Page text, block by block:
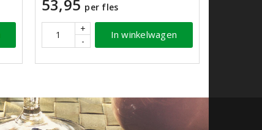
53,95 per fles
+
-
In winkelwagen